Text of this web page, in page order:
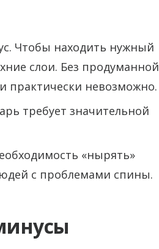
Чтобы находить нужный
слои. Без продуманной
практически невозможно.
требует значительной
«нырять»
с проблемами спины.